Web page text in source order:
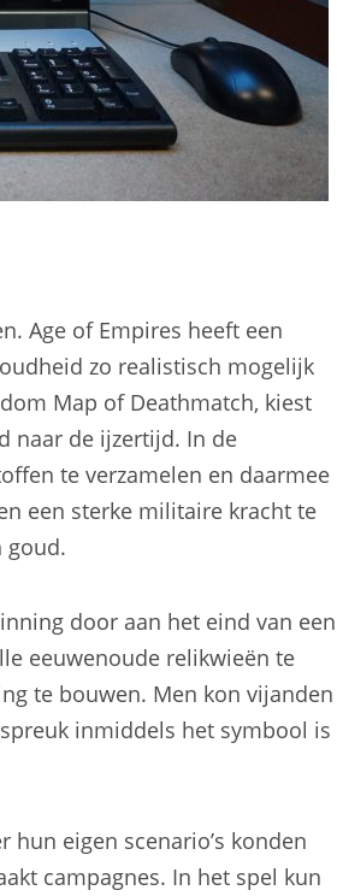
Age of Empires heeft een
zo realistisch mogelijk
Map of Deathmatch, kiest
naar de ijzertijd. In de
te verzamelen en daarmee
een sterke militaire kracht te
goud.
door aan het eind van een
eeuwenoude relikwieën te
te bouwen. Men kon vijanden
inmiddels het symbool is
eigen scenario’s konden
campagnes. In het spel kun